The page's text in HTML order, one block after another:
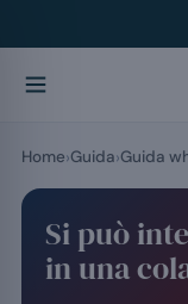
Si può
in una
Home Guida Guida